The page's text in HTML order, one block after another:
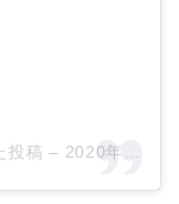
投稿 – 2020年 7月月7日午前2時34分PDT